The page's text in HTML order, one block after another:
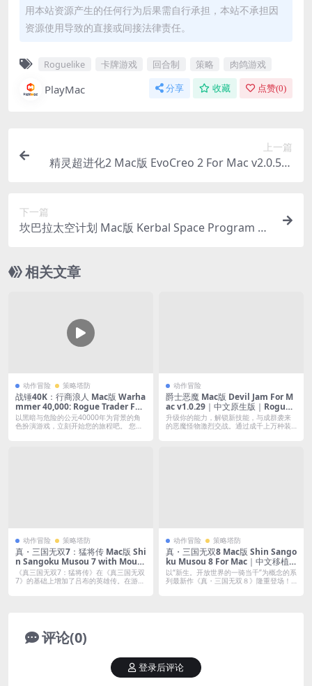
用本站资源产生的任何行为后果需自行承担，本站不承担因
资源使用导致的直接或间接法律责任。
Roguelike 卡牌游戏 回合制 策略 肉鸽游戏
PlayMac 分享 收藏 点赞(0)
上一篇
精灵超进化2 Mac版 EvoCreo 2 For Mac v2.0.5｜
下一篇
坎巴拉太空计划 Mac版 Kerbal Space Program Fo
相关文章
动作冒险 策略塔防
战锤40K：行商浪人 Mac版 Warha
mmer 40,000: Rogue Trader For
Mac v1.5.0.108｜中文原生版｜最
佳CRPG题材游戏｜含全DLC
以黑暗与危险的公元40000年为背景的角
色扮演游戏，立刻开始您的旅程吧。 您将
动作冒险
爵士恶魔 Mac版 Devil Jam For M
ac v1.0.29｜中文原生版｜Rogueli
te爽快战斗游戏
升级你的能力，解锁新技能，与成群袭来
的恶魔怪物激烈交战。通过成千上万种装
动作冒险 策略塔防
真・三国无双7：猛将传 Mac版 Shi
n Sangoku Musou 7 with Mous
houden For Mac｜中文移植版
《真三国无双7：猛将传》在《真三国无双
7》的基础上增加了吕布的英雄传。在游戏
动作冒险 策略塔防
真・三国无双8 Mac版 Shin Sango
ku Musou 8 For Mac｜中文移植
版｜含专用修改器
以“新生。开放世界的一骑当千”为概念的系
列最新作《真・三国无双８》隆重登场！
评论(0)
登录后评论